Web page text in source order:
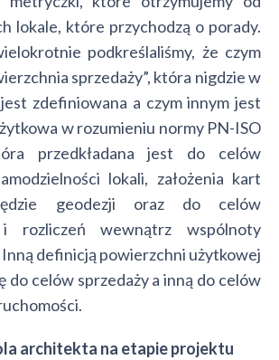
lokale, które przychodzą o porady.
podkreślaliśmy, że czym
sprzedaży”, która nigdzie w
zdefiniowana a czym innym jest
w rozumieniu normy PN-ISO
przedkładana jest do celów
lokali, założenia kart
geodezji oraz do celów
i rozliczeń wewnątrz wspólnoty
definicją powierzchni użytkowej
do celów sprzedaży a inną do celów
architekta na etapie projektu